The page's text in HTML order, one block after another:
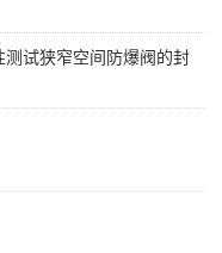
试狭窄空间防爆阀的封